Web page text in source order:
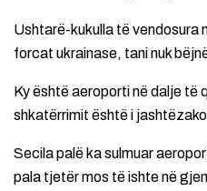
Ushtarë-kukulla të vendosura
forcat ukrainase, tani nuk
Ky është aeroporti në dalje të
shkatërrimit është i
Secila palë ka sulmuar
pala tjetër mos të ishte në